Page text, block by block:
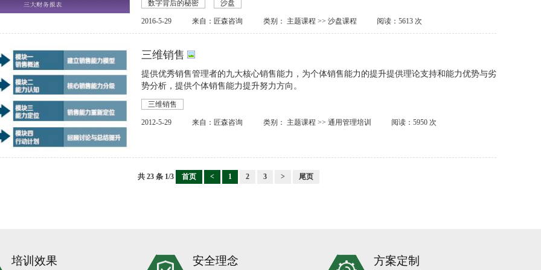
数字背后的秘密 沙盘
2016-5-29 来自：匠森咨询 类别： 主题课程 >> 沙盘课程 阅读：5613 次
三维销售
提供优秀销售管理者的九大核心销售能力，为个体销售能力的提升提供理论支持和能力优势与劣
势分析，提供个体销售能力提升努力方向。
三维销售
2012-5-29 来自：匠森咨询 类别： 主题课程 >> 通用管理培训 阅读：5950 次
共 23条 1/3 首页 < 1 2 3 > 尾页
培训效果 安全理念 方案定制